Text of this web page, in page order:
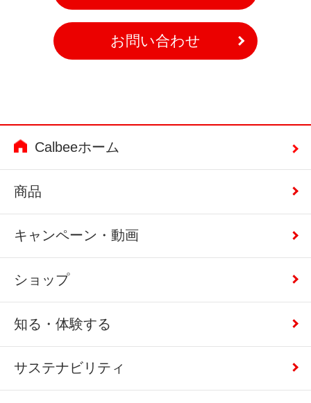
お問い合わせ
Calbeeホーム
商品
キャンペーン・動画
ショップ
知る・体験する
サステナビリティ